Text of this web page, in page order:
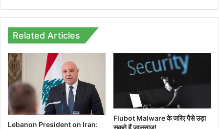
बीपी-
शुगर
की
शिकायत...
Related Articles
Lebanon President on Iran:
Flubot Malware के जरिए पैसे उड़ा